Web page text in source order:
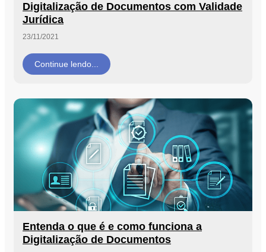
Digitalização de Documentos com Validade
Jurídica
23/11/2021
Continue lendo...
Entenda o que é e como funciona a
Digitalização de Documentos